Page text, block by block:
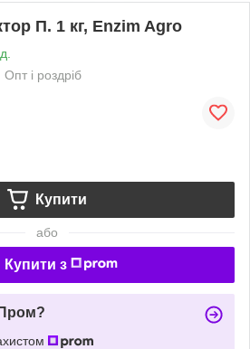
П. 1 кг, Enzim Agro
Опт і роздріб
Купити
або
Купити з